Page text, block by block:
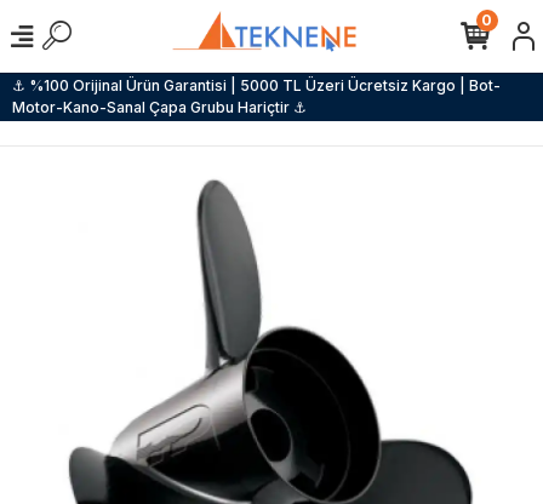
⚓ %100 Orijinal Ürün Garantisi | 5000 TL Üzeri Ücretsiz Kargo | Bot-
Motor-Kano-Sanal Çapa Grubu Hariçtir ⚓
0